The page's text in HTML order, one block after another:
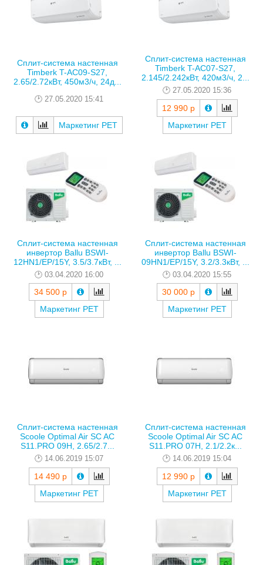
Сплит-система настенная
Timberk T-AC09-S27,
2.65/2.72кВт, 450м3/ч, 24д...
27.05.2020 15:41
Маркетинг РЕТ
Сплит-система настенная
Timberk T-AC07-S27,
2.145/2.242кВт, 420м3/ч, 2...
27.05.2020 15:36
12 990 р
Маркетинг РЕТ
Сплит-система настенная
инвертор Ballu BSWI-
12HN1/EP/15Y, 3.5/3.7кВт, ...
03.04.2020 16:00
34 500 р
Маркетинг РЕТ
Сплит-система настенная
инвертор Ballu BSWI-
09HN1/EP/15Y, 3.2/3.3кВт, ...
03.04.2020 15:55
30 000 р
Маркетинг РЕТ
Сплит-система настенная
Scoole Optimal Air SC AC
S11.PRO 09H, 2.65/2.7...
14.06.2019 15:07
14 490 р
Маркетинг РЕТ
Сплит-система настенная
Scoole Optimal Air SC AC
S11.PRO 07H, 2.1/2.2к...
14.06.2019 15:04
12 990 р
Маркетинг РЕТ